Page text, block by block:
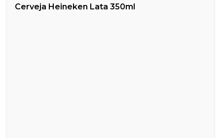
Cerveja Heineken Lata 350ml